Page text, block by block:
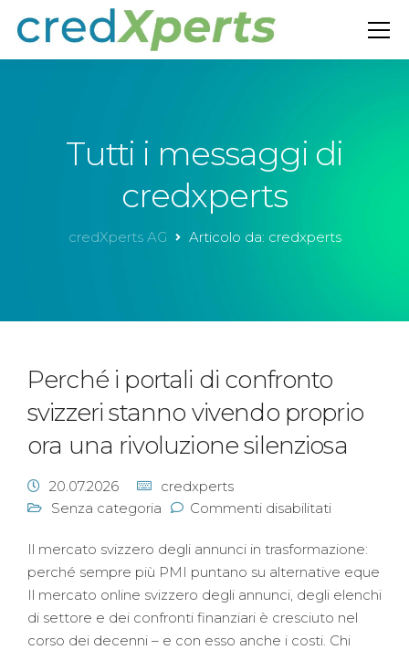
Tutti i messaggi di
credxperts
credXperts AG Articolo da: credxperts
Perché i portali di confronto
svizzeri stanno vivendo proprio
ora una rivoluzione silenziosa
20.07.2026
credxperts
Senza categoria
Commenti disabilitati
Il mercato svizzero degli annunci in trasformazione:
perché sempre più PMI puntano su alternative eque
Il mercato online svizzero degli annunci, degli elenchi
di settore e dei confronti finanziari è cresciuto nel
corso dei decenni – e con esso anche i costi. Chi